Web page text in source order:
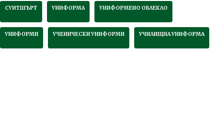
СУИТШЪРТ УНИФОРМА УНИФОРМЕНО ОБЛЕКЛО
УНИФОРМИ УЧЕНИЧЕСКИ УНИФОРМИ УЧИЛИЩНА УНИФОРМА